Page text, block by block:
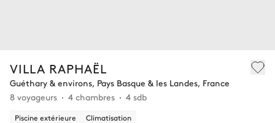
VILLA RAPHAËL
Guéthary & environs, Pays Basque & les Landes, France
8 voyageurs
4 chambres 4 sdb
Piscine extérieure Climatisation